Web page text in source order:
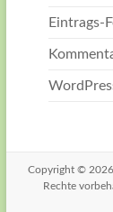
Eintrags-
Copyright © 2026
Rechte